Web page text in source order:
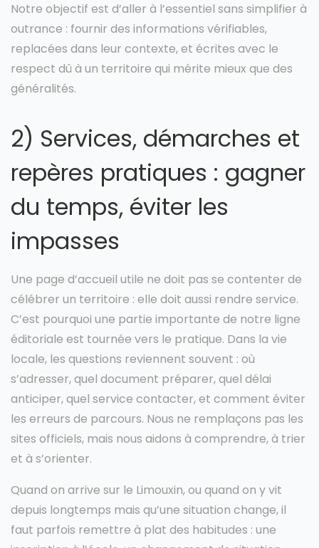
Notre objectif est d’aller à l’essentiel sans simplifier à
outrance : fournir des informations vérifiables,
replacées dans leur contexte, et écrites avec le
respect dû à un territoire qui mérite mieux que des
généralités.
2) Services, démarches et
repères pratiques : gagner
du temps, éviter les
impasses
Une page d’accueil utile ne doit pas se contenter de
célébrer un territoire : elle doit aussi rendre service.
C’est pourquoi une partie importante de notre ligne
éditoriale est tournée vers le pratique. Dans la vie
locale, les questions reviennent souvent : où
s’adresser, quel document préparer, quel délai
anticiper, quel service contacter, et comment éviter
les erreurs de parcours. Nous ne remplaçons pas les
sites officiels, mais nous aidons à comprendre, à trier
et à s’orienter.
Quand on arrive sur le Limouxin, ou quand on y vit
depuis longtemps mais qu’une situation change, il
faut parfois remettre à plat des habitudes : une